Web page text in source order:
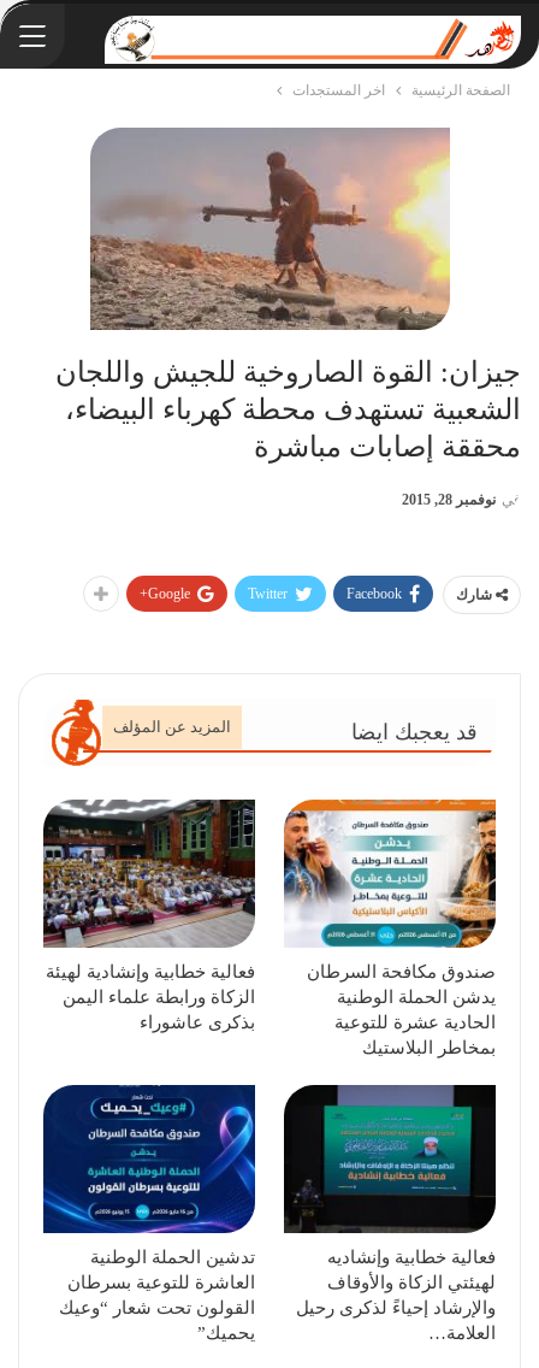
الصفحة الرئيسية اخر المستجدات
‫جيزان‬: القوة الصاروخية للجيش واللجان
الشعبية تستهدف محطة كهرباء البيضاء،
محققة إصابات مباشرة
في نوفمبر 28, 2015
شارك Facebook
Twitter
Google+
قد يعجبك ايضا المزيد عن المؤلف
صندوق مكافحة السرطان
يدشن الحملة الوطنية
الحادية عشرة للتوعية
بمخاطر البلاستيك
فعالية خطابية وإنشادية لهيئة
الزكاة ورابطة علماء اليمن
بذكرى عاشوراء
فعالية خطابية وإنشاديه
لهيئتي الزكاة والأوقاف
والإرشاد إحياءً لذكرى رحيل
العلامة…
تدشين الحملة الوطنية
العاشرة للتوعية بسرطان
القولون تحت شعار “وعيك
يحميك”